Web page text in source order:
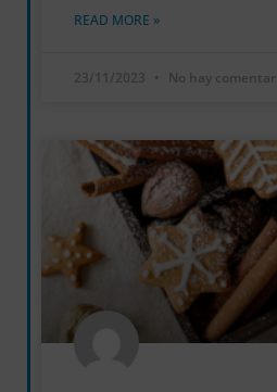
READ MORE »
23/11/2023 No hay